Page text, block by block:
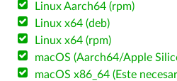
Linux Aarch64 (rpm)
Linux x64 (deb)
Linux x64 (rpm)
macOS (Aarch64/Apple
macOS x86_64 (Este